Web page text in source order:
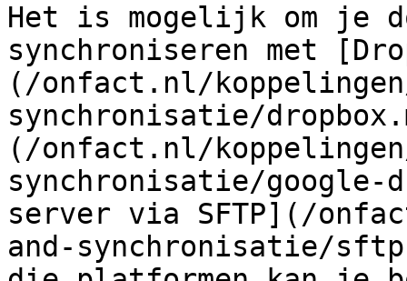
Het is mogelijk om je
synchroniseren met
(/onfact.nl/
synchronisatie/
(/onfact.nl/
synchronisatie/
server via SFTP](/
and-synchronisatie/